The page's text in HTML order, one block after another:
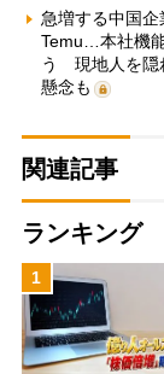
急増する中国企
Temu…本社機
う 現地人を隠
懸念も
関連記事
ランキング
1